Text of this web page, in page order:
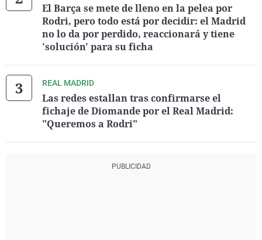
El Barça se mete de lleno en la pelea por
Rodri, pero todo está por decidir: el Madrid
no lo da por perdido, reaccionará y tiene
'solución' para su ficha
REAL MADRID
Las redes estallan tras confirmarse el
fichaje de Diomande por el Real Madrid:
"Queremos a Rodri"